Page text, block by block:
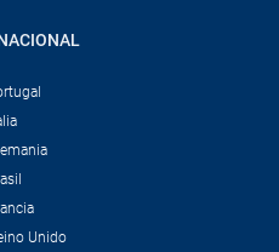
Unido